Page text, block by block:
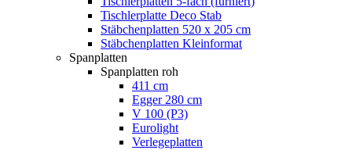
Tischlerplatte Deco Stab
Stäbchenplatten 520 x 205 cm
Stäbchenplatten Kleinformat
Spanplatten
Spanplatten roh
411 cm
Egger 280 cm
V 100 (P3)
Eurolight
Verlegeplatten